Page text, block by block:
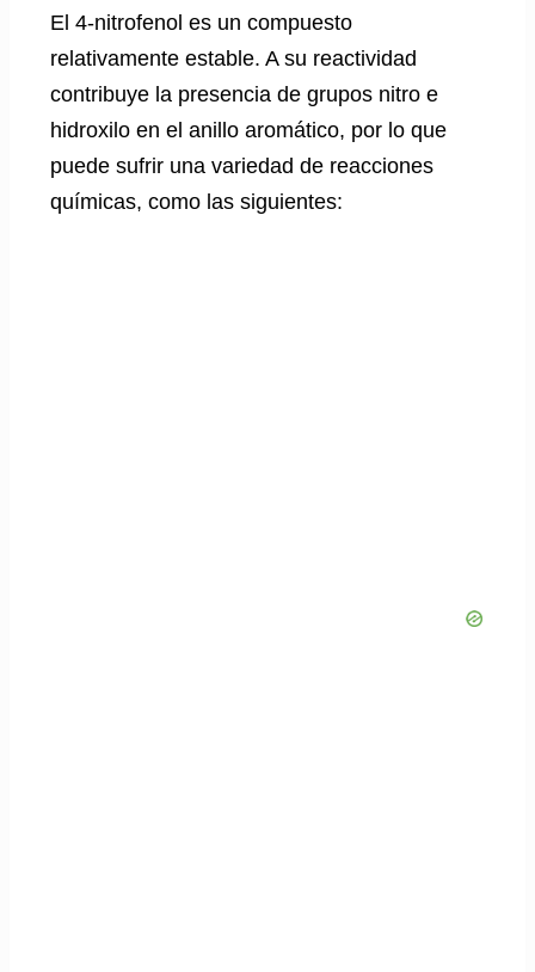
El 4-nitrofenol es un compuesto
relativamente estable. A su reactividad
contribuye la presencia de grupos nitro e
hidroxilo en el anillo aromático, por lo que
puede sufrir una variedad de reacciones
químicas, como las siguientes: